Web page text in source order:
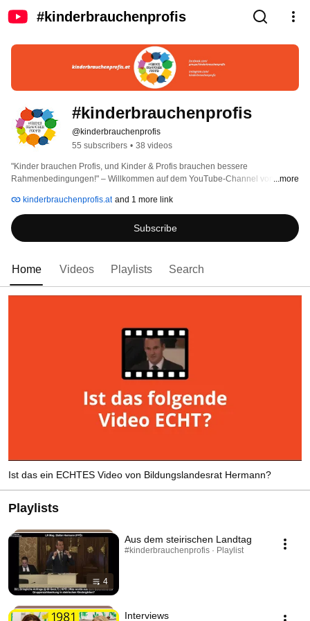
#kinderbrauchenprofis
#kinderbrauchenprofis
@kinderbrauchenprofis
55 subscribers • 38 videos
"Kinder brauchen Profis, und Kinder & Profis brauchen bessere
Rahmenbedingungen!" – Willkommen auf dem YouTube-Channel von
Initiative gibt es seit Oktober 2020, und seitdem kämpfen wir für bessere
Rahmenbedingungen in der Elementarpädagogik, d.h. in Kinderbildungs-
und betreuungseinrichtungen in ganz Österreich.
...more
kinderbrauchenprofis.at and 1 more link
Subscribe
Home Videos Playlists Search
Ist das ein ECHTES Video von Bildungslandesrat Hermann?
Playlists
4
Aus dem steirischen Landtag
#kinderbrauchenprofis · Playlist
Interviews